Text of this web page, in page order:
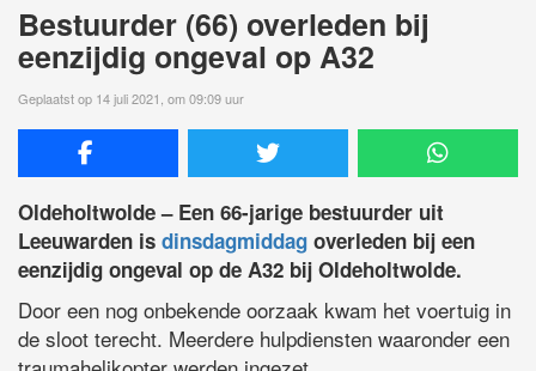
Bestuurder (66) overleden bij
eenzijdig ongeval op A32
Geplaatst op 14 juli 2021, om 09:09 uur
Oldeholtwolde – Een 66-jarige bestuurder uit
Leeuwarden is dinsdagmiddag overleden bij een
eenzijdig ongeval op de A32 bij Oldeholtwolde.
Door een nog onbekende oorzaak kwam het voertuig in
de sloot terecht. Meerdere hulpdiensten waaronder een